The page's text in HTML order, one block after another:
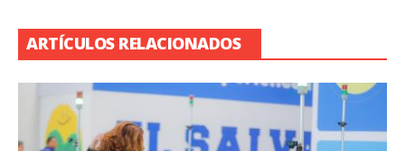
ARTÍCULOS RELACIONADOS